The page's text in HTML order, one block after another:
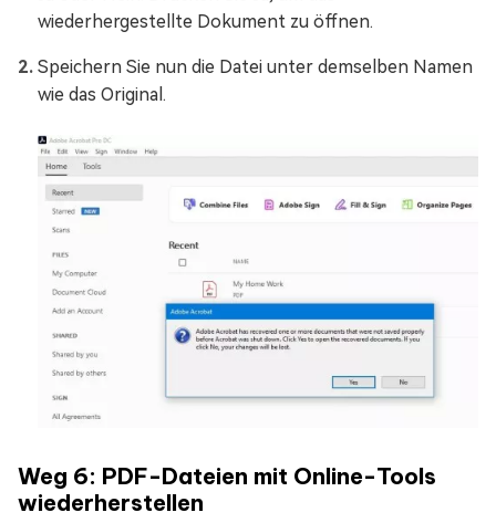
wiederhergestellte Dokument zu öffnen.
Speichern Sie nun die Datei unter demselben Namen
wie das Original.
Weg 6: PDF-Dateien mit Online-Tools
wiederherstellen